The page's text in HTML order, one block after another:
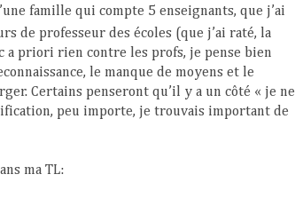
famille qui compte 5 enseignants, que j’ai
de professeur des écoles (que j’ai raté, la
a priori rien contre les profs, je pense bien
le manque de moyens et le
Certains penseront qu’il y a un côté « je ne
peu importe, je trouvais important de
ma TL: